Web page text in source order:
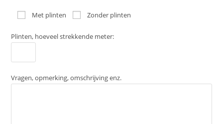
Met plinten Zonder plinten
Plinten, hoeveel strekkende meter:
Vragen, opmerking, omschrijving enz.